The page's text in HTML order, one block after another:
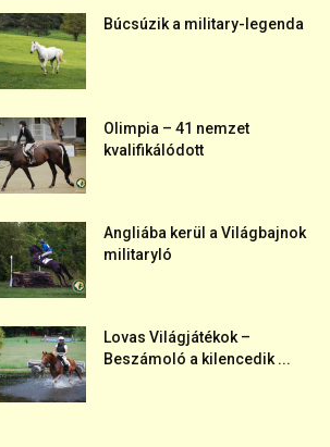
Búcsúzik a military-legenda
Olimpia – 41 nemzet
kvalifikálódott
Angliába kerül a Világbajnok
militaryló
Lovas Világjátékok –
Beszámoló a kilencedik ...